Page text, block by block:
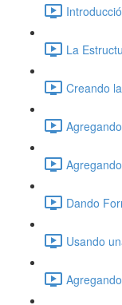
La
Creando
Dando
Usando